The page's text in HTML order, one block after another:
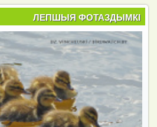
ЛЕПШЫЯ ФОТАЗДЫМКІ